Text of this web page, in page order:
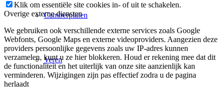
Camberplaten
Veren
Klik om essentiële site cookies in- of uit te schakelen.
Overige externe diensten
We gebruiken ook verschillende externe services zoals Google
Webfonts, Google Maps en externe videoproviders. Aangezien deze
providers persoonlijke gegevens zoals uw IP-adres kunnen
verzamelen, kunt u ze hier blokkeren. Houd er rekening mee dat dit
de functionaliteit en het uiterlijk van onze site aanzienlijk kan
verminderen. Wijzigingen zijn pas effectief zodra u de pagina
herlaadt